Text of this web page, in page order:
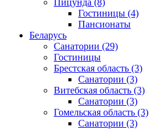
Пицунда (8)
Гостиницы (4)
Пансионаты
Беларусь
Санатории (29)
Гостиницы
Брестская область (3)
Санатории (3)
Витебская область (3)
Санатории (3)
Гомельская область (3)
Санатории (3)